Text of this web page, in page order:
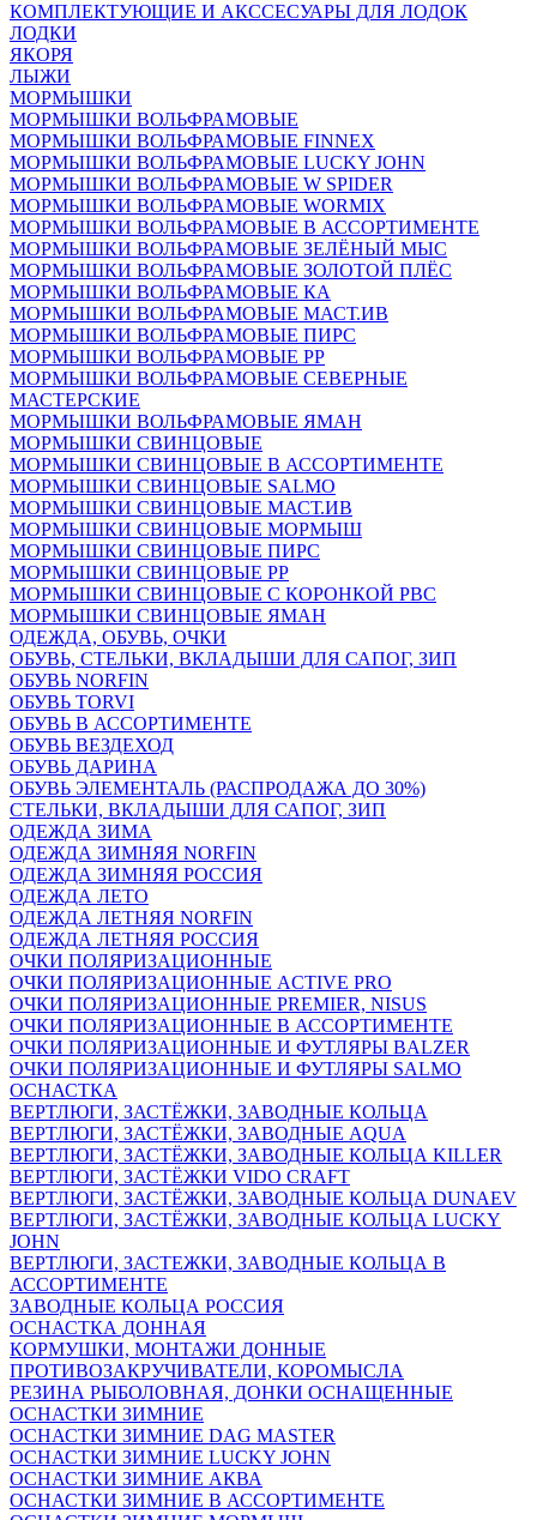
КОМПЛЕКТУЮЩИЕ И АКССЕСУАРЫ ДЛЯ ЛОДОК
ЛОДКИ
ЯКОРЯ
ЛЫЖИ
МОРМЫШКИ
МОРМЫШКИ ВОЛЬФРАМОВЫЕ
МОРМЫШКИ ВОЛЬФРАМОВЫЕ FINNEX
МОРМЫШКИ ВОЛЬФРАМОВЫЕ LUCKY JOHN
МОРМЫШКИ ВОЛЬФРАМОВЫЕ W SPIDER
МОРМЫШКИ ВОЛЬФРАМОВЫЕ WORMIX
МОРМЫШКИ ВОЛЬФРАМОВЫЕ В АССОРТИМЕНТЕ
МОРМЫШКИ ВОЛЬФРАМОВЫЕ ЗЕЛЁНЫЙ МЫС
МОРМЫШКИ ВОЛЬФРАМОВЫЕ ЗОЛОТОЙ ПЛЁС
МОРМЫШКИ ВОЛЬФРАМОВЫЕ КА
МОРМЫШКИ ВОЛЬФРАМОВЫЕ МАСТ.ИВ
МОРМЫШКИ ВОЛЬФРАМОВЫЕ ПИРС
МОРМЫШКИ ВОЛЬФРАМОВЫЕ РР
МОРМЫШКИ ВОЛЬФРАМОВЫЕ СЕВЕРНЫЕ
МАСТЕРСКИЕ
МОРМЫШКИ ВОЛЬФРАМОВЫЕ ЯМАН
МОРМЫШКИ СВИНЦОВЫЕ
МОРМЫШКИ СВИНЦОВЫЕ В АССОРТИМЕНТЕ
МОРМЫШКИ СВИНЦОВЫЕ SALMO
МОРМЫШКИ СВИНЦОВЫЕ МАСТ.ИВ
МОРМЫШКИ СВИНЦОВЫЕ МОРМЫШ
МОРМЫШКИ СВИНЦОВЫЕ ПИРС
МОРМЫШКИ СВИНЦОВЫЕ РР
МОРМЫШКИ СВИНЦОВЫЕ С КОРОНКОЙ РВС
МОРМЫШКИ СВИНЦОВЫЕ ЯМАН
ОДЕЖДА, ОБУВЬ, ОЧКИ
ОБУВЬ, СТЕЛЬКИ, ВКЛАДЫШИ ДЛЯ САПОГ, ЗИП
ОБУВЬ NORFIN
ОБУВЬ TORVI
ОБУВЬ В АССОРТИМЕНТЕ
ОБУВЬ ВЕЗДЕХОД
ОБУВЬ ДАРИНА
ОБУВЬ ЭЛЕМЕНТАЛЬ (РАСПРОДАЖА ДО 30%)
СТЕЛЬКИ, ВКЛАДЫШИ ДЛЯ САПОГ, ЗИП
ОДЕЖДА ЗИМА
ОДЕЖДА ЗИМНЯЯ NORFIN
ОДЕЖДА ЗИМНЯЯ РОССИЯ
ОДЕЖДА ЛЕТО
ОДЕЖДА ЛЕТНЯЯ NORFIN
ОДЕЖДА ЛЕТНЯЯ РОССИЯ
ОЧКИ ПОЛЯРИЗАЦИОННЫЕ
ОЧКИ ПОЛЯРИЗАЦИОННЫЕ ACTIVE PRO
ОЧКИ ПОЛЯРИЗАЦИОННЫЕ PREMIER, NISUS
ОЧКИ ПОЛЯРИЗАЦИОННЫЕ В АССОРТИМЕНТЕ
ОЧКИ ПОЛЯРИЗАЦИОННЫЕ И ФУТЛЯРЫ BALZER
ОЧКИ ПОЛЯРИЗАЦИОННЫЕ И ФУТЛЯРЫ SALMO
ОСНАСТКА
ВЕРТЛЮГИ, ЗАСТЁЖКИ, ЗАВОДНЫЕ КОЛЬЦА
ВЕРТЛЮГИ, ЗАСТЁЖКИ, ЗАВОДНЫЕ AQUA
ВЕРТЛЮГИ, ЗАСТЁЖКИ, ЗАВОДНЫЕ КОЛЬЦА KILLER
ВЕРТЛЮГИ, ЗАСТЁЖКИ VIDO CRAFT
ВЕРТЛЮГИ, ЗАСТЁЖКИ, ЗАВОДНЫЕ КОЛЬЦА DUNAEV
ВЕРТЛЮГИ, ЗАСТЁЖКИ, ЗАВОДНЫЕ КОЛЬЦА LUCKY
JOHN
ВЕРТЛЮГИ, ЗАСТЕЖКИ, ЗАВОДНЫЕ КОЛЬЦА В
АССОРТИМЕНТЕ
ЗАВОДНЫЕ КОЛЬЦА РОССИЯ
ОСНАСТКА ДОННАЯ
КОРМУШКИ, МОНТАЖИ ДОННЫЕ
ПРОТИВОЗАКРУЧИВАТЕЛИ, КОРОМЫСЛА
РЕЗИНА РЫБОЛОВНАЯ, ДОНКИ ОСНАЩЕННЫЕ
ОСНАСТКИ ЗИМНИЕ
ОСНАСТКИ ЗИМНИЕ DAG MASTER
ОСНАСТКИ ЗИМНИЕ LUCKY JOHN
ОСНАСТКИ ЗИМНИЕ АКВА
ОСНАСТКИ ЗИМНИЕ В АССОРТИМЕНТЕ